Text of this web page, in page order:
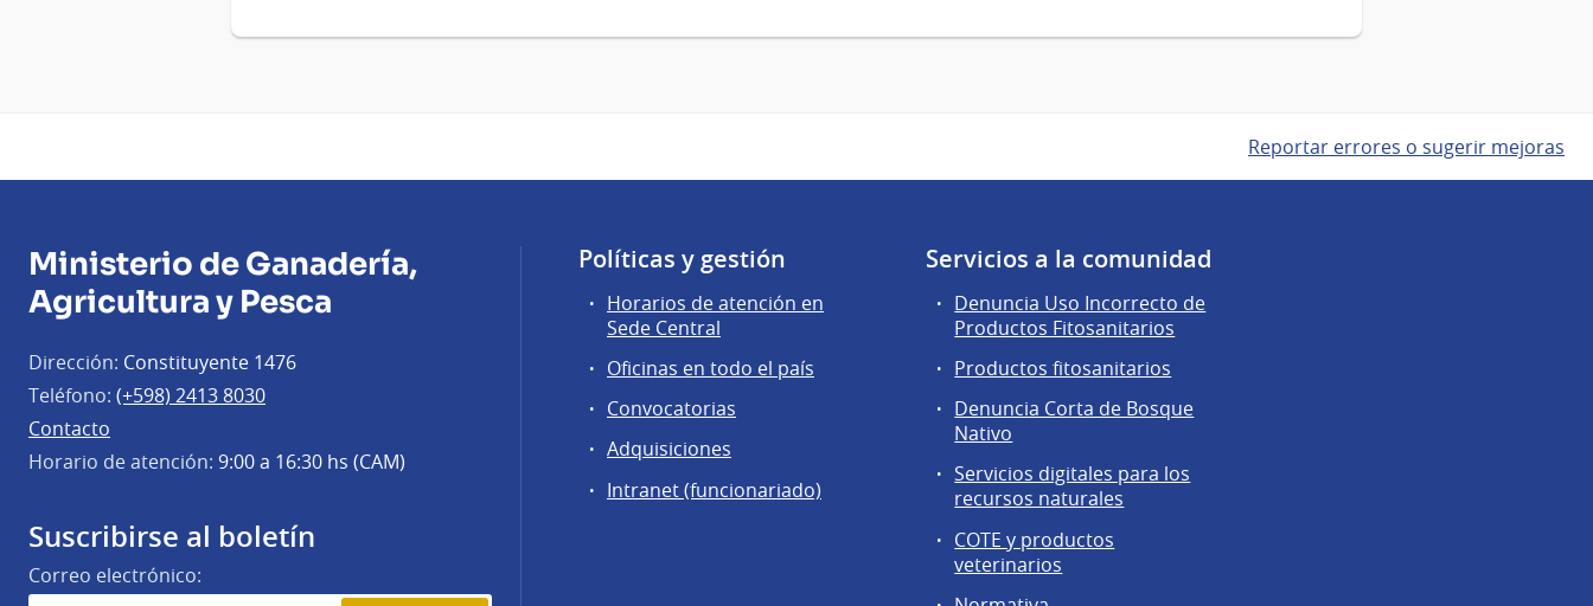
Reportar errores o sugerir mejoras
Ministerio de Ganadería,
Agricultura y Pesca
Dirección: Constituyente 1476
Teléfono: (+598) 2413 8030
Contacto
Horario de atención: 9:00 a 16:30 hs (CAM)
Suscribirse al boletín
Correo electrónico:
Políticas y gestión
Horarios de atención en
Sede Central
Oficinas en todo el país
Convocatorias
Adquisiciones
Intranet (funcionariado)
Servicios a la comunidad
Denuncia Uso Incorrecto de
Productos Fitosanitarios
Productos fitosanitarios
Denuncia Corta de Bosque
Nativo
Servicios digitales para los
recursos naturales
COTE y productos
veterinarios